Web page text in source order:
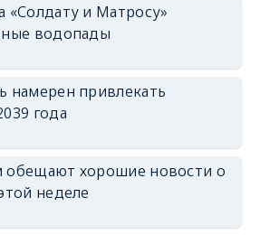
«Солдату и Матросу»
водопады
намерен привлекать
года
обещают хорошие новости о
неделе